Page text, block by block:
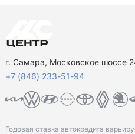
г. Самара, Московское шоссе
+7 (846) 233-51-94
Годовая ставка автокредита